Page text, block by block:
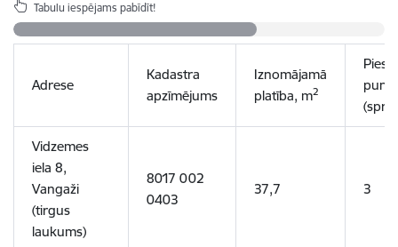
Tabulu iespējams pabīdīt!
Adrese
Kadastra
apzīmējums
Iznomājamā
platība, m2
Vidzemes
iela 8,
Vangaži
(tirgus
laukums)
8017 002
0403
37,7 3